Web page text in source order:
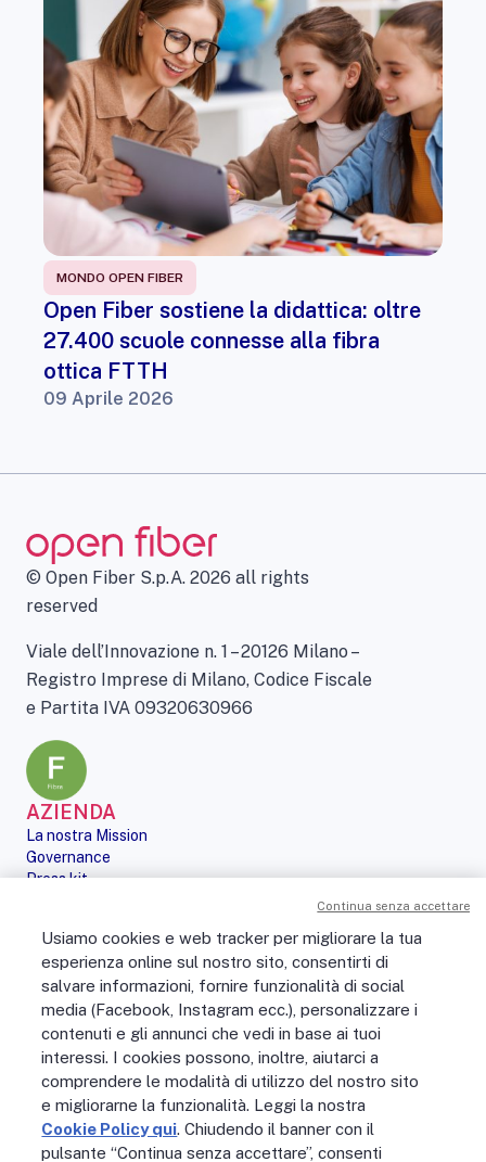
MONDO OPEN FIBER
Open Fiber sostiene la didattica: oltre
27.400 scuole connesse alla fibra
ottica FTTH
09 Aprile 2026
© Open Fiber S.p.A. 2026 all rights
reserved
Viale dell’Innovazione n. 1 – 20126 Milano –
Registro Imprese di Milano, Codice Fiscale
e Partita IVA 09320630966
AZIENDA
La nostra Mission
Governance
Press kit
Digital Services Act
PERSONE
No Fibra? No Party!
Posizioni aperte
La vita in Open Fiber
Lavora con noi
La nostra cultura
MONDO OPEN FIBER
Supporto
Assistenza scavi
Usiamo cookies e web tracker per migliorare la tua
esperienza online sul nostro sito, consentirti di
salvare informazioni, fornire funzionalità di social
media (Facebook, Instagram ecc.), personalizzare i
contenuti e gli annunci che vedi in base ai tuoi
interessi. I cookies possono, inoltre, aiutarci a
comprendere le modalità di utilizzo del nostro sito
e migliorarne la funzionalità. Leggi la nostra
Cookie Policy qui. Chiudendo il banner con il
pulsante “Continua senza accettare”, consenti
Continua senza accettare